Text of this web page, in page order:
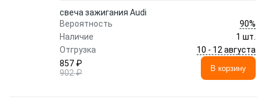
свеча зажигания Audi
Вероятность
90%
Наличие
1 шт.
Отгрузка
10 - 12 августа
857 ₽
902 ₽
В корзину